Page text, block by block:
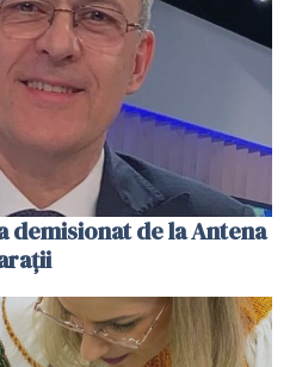
demisionat de la Antena